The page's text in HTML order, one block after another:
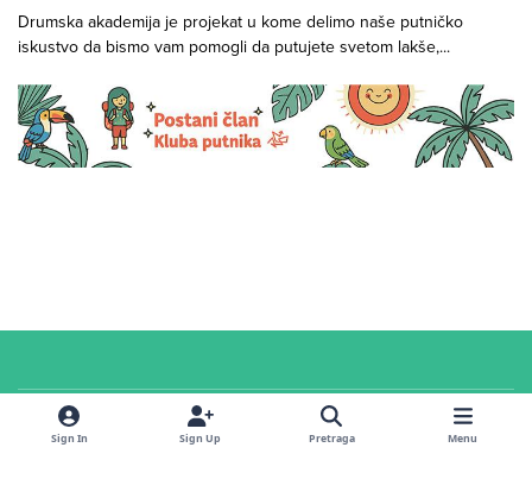
Drumska akademija je projekat u kome delimo naše putničko
iskustvo da bismo vam pomogli da putujete svetom lakše,...
© 2026 Klub putnika. Sva prava zadržana. Sadržaj u
sekciji i na
Sign In Sign Up Pretraga Menu